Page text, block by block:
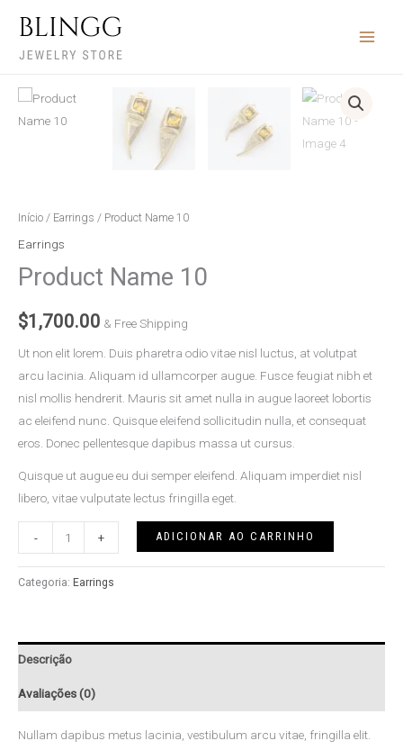
para
Início / Earrings / Product Name 10
Earrings
Product Name 10
$1,700.00 & Free Shipping
Ut non elit lorem. Duis pharetra odio vitae nisl luctus, at volutpat
arcu lacinia. Aliquam id ullamcorper augue. Fusce feugiat nibh et
nisl mollis hendrerit. Mauris sit amet nulla in augue laoreet lobortis
ac eleifend nunc. Quisque eleifend sollicitudin nulla, et consequat
eros. Donec pellentesque dapibus massa ut cursus.
Quisque ut augue eu dui semper eleifend. Aliquam imperdiet nisl
libero, vitae vulputate lectus fringilla eget.
-
Product
Name
10
+ ADICIONAR AO CARRINHO
Categoria: Earrings
Descrição
Avaliações (0)
Nullam dapibus metus lacinia, vestibulum arcu vitae, fringilla elit.